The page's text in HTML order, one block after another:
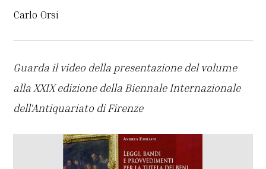
Carlo Orsi
Guarda il video della presentazione del volume
alla XXIX edizione della Biennale Internazionale
dell'Antiquariato di Firenze